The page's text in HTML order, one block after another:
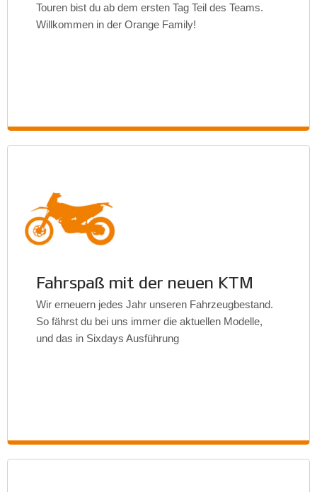
Touren bist du ab dem ersten Tag Teil des Teams.
Willkommen in der Orange Family!
Fahrspaß mit der neuen KTM
Wir erneuern jedes Jahr unseren Fahrzeugbestand.
So fährst du bei uns immer die aktuellen Modelle,
und das in Sixdays Ausführung